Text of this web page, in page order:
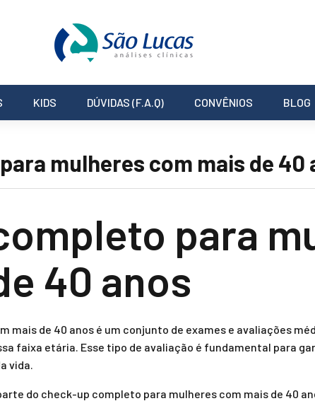
KIDS DÚVIDAS (F.A.Q) CONVÊNIOS BLOG
mulheres com mais de 40
para
40 anos
mais de 40 anos é um conjunto de exames e avaliações
faixa etária. Esse tipo de avaliação é fundamental para
vida.
do check-up completo para mulheres com mais de 40